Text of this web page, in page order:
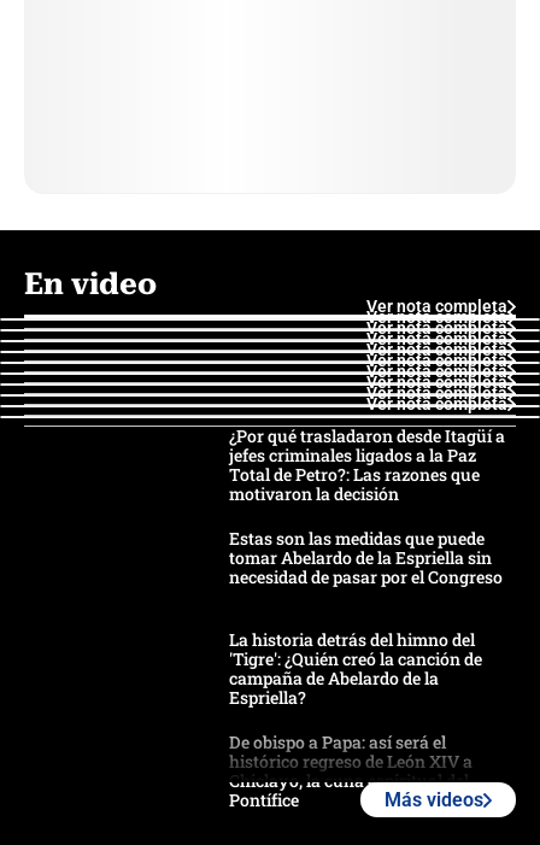
En video
Ver nota completa
Ver nota completa
Ver nota completa
Ver nota completa
Ver nota completa
Ver nota completa
Ver nota completa
Ver nota completa
Ver nota completa
Ver nota completa
¿Por qué trasladaron desde Itagüí a
jefes criminales ligados a la Paz
Total de Petro?: Las razones que
motivaron la decisión
Estas son las medidas que puede
tomar Abelardo de la Espriella sin
necesidad de pasar por el Congreso
La historia detrás del himno del
'Tigre': ¿Quién creó la canción de
campaña de Abelardo de la
Espriella?
De obispo a Papa: así será el
histórico regreso de León XIV a
Chiclayo, la cuna espiritual del
Pontífice
Más videos